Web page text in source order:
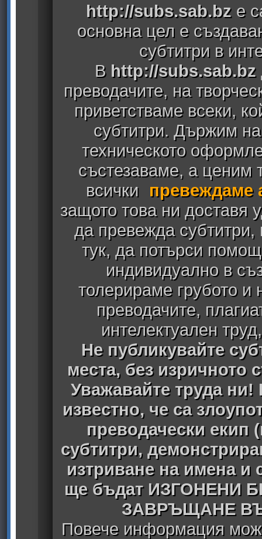
http://subs.sab.bz е
основна цел е
субтитри в
В http://subs.sab.bz
преводачите, на
приветстваме всеки,
субтитри. Държим
техническото
състезаваме, а ценим
всички
превеждаме
защото това ни доставя
да превежда
тук, да потърси
индивидуално в
толерираме грубото
преводачите,
интелектуален
Не публикувайте
места, без изричното
Уважавайте труда ни!
известно, че са
преводачески екип
субтитри,
изтриване на имена
ще бъдат ИЗГОНЕНИ
ЗАВРЪЩАНЕ
Повече информация